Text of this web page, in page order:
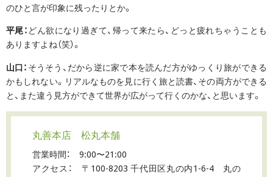
のひと言が印象に残ったりとか。
平尾： どん欲になり過ぎて、帰って来たら、どっと疲れちゃうことも
ありますよね（笑）。
山口： そうそう、だから逆に家で本を読んだ方がゆっくり旅ができる
かもしれない。リアルなものを見に行く旅と読書、その両方ができる
と、また違う見方ができて世界が広がって行くのかな、と思います。
丸善本店 松丸本舗
営業時間： 9:00〜21:00
アクセス： 〒100-8203 千代田区丸の内1-6-4 丸の